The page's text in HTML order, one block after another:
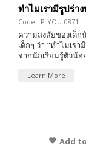
ทำไมเรามีรูปร่า
Code : P-YOU-0871
ความสงสัยของเด็
เด็กๆ ว่า "ทำไมเร
จากนักเรียนรู้ตัวน้อ
Learn More
Add